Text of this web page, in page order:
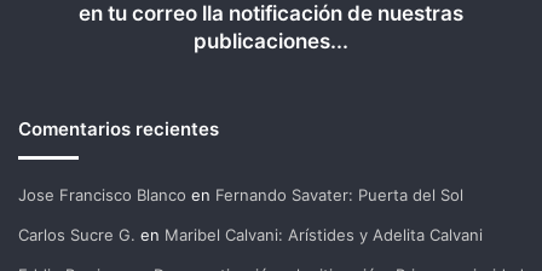
en tu correo lla notificación de nuestras
publicaciones...
Comentarios recientes
Jose Francisco Blanco en Fernando Savater: Puerta del Sol
Carlos Sucre G. en Maribel Calvani: Arístides y Adelita Calvani